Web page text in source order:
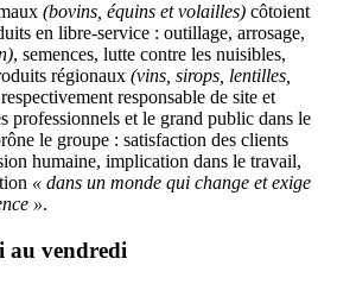
(bovins, équins et volailles) côtoient
en libre-service : outillage, arrosage,
, semences, lutte contre les nuisibles,
régionaux (vins, sirops, lentilles,
responsable de site et
professionnels et le grand public dans le
le groupe : satisfaction des clients
humaine, implication dans le travail,
« dans un monde qui change et exige
».
au vendredi